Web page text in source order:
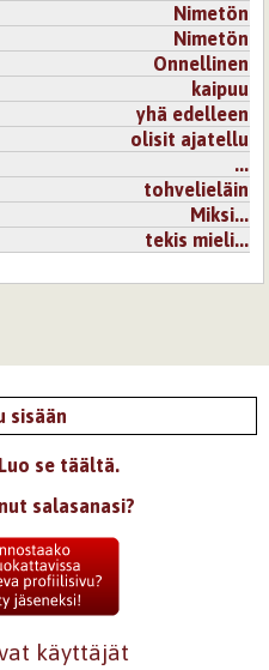
Nimetön
Nimetön
Onnellinen
kaipuu
yhä edelleen
olisit ajatellu
...
tohvelieläin
Miksi...
tekis mieli...
sisään
se täältä.
salasanasi?
käyttäjät